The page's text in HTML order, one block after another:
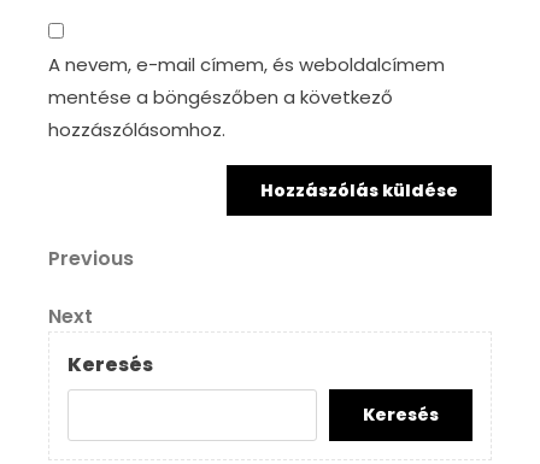
A nevem, e-mail címem, és weboldalcímem
mentése a böngészőben a következő
hozzászólásomhoz.
Bejegyzés
navigáció
Previous
Previous
Next
Post
Next
Keresés
Keresés